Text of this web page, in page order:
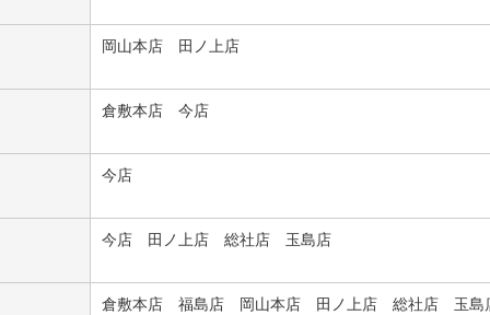
岡山本店 田ノ上店
倉敷本店 今店
今店
今店 田ノ上店 総社店 玉島店
倉敷本店 福島店 岡山本店 田ノ上店 総社店 玉島